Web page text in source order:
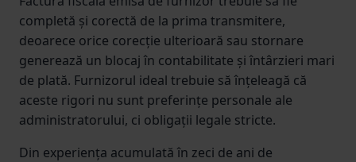
completă și corectă de la prima transmitere,
deoarece orice corecție ulterioară sau stornare
generează un blocaj în contabilitate și întârzieri mari
de plată. Furnizorul ideal trebuie să înțeleagă că
aceste rigori nu sunt preferințe personale ale
administratorului, ci obligații legale stricte.
Din experiența acumulată în zeci de ani de